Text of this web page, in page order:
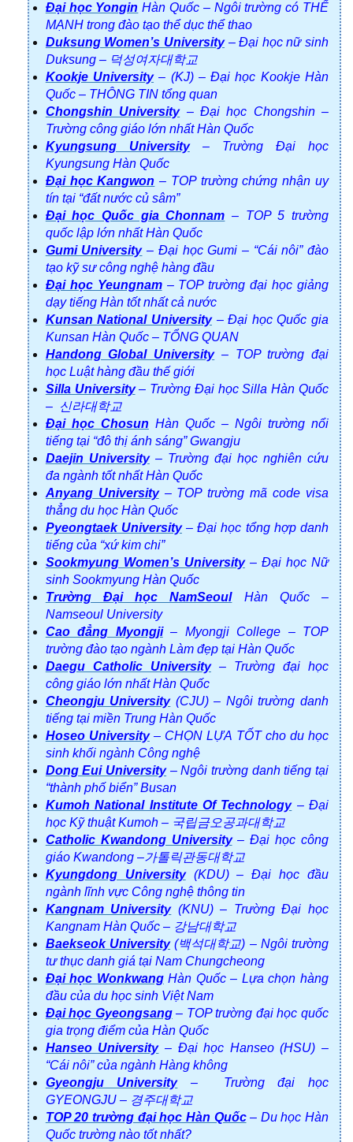
Đại học Yongin Hàn Quốc – Ngôi trường có THẾ
MẠNH trong đào tạo thể dục thể thao
Duksung Women’s University– Đại học nữ sinh
Duksung – 덕성여자대학교
Kookje University– (KJ) – Đại học Kookje Hàn
Quốc – THÔNG TIN tổng quan
Chongshin University– Đại học Chongshin –
Trường công giáo lớn nhất Hàn Quốc
Kyungsung University– Trường Đại học
Kyungsung Hàn Quốc
Đại học Kangwon – TOP trường chứng nhận uy
tín tại “đất nước củ sâm”
Đại học Quốc gia Chonnam – TOP 5 trường
quốc lập lớn nhất Hàn Quốc
Gumi University– Đại học Gumi – “Cái nôi” đào
tạo kỹ sư công nghệ hàng đầu
Đại học Yeungnam– TOP trường đại học giảng
dạy tiếng Hàn tốt nhất cả nước
Kunsan National University– Đại học Quốc gia
Kunsan Hàn Quốc – TỔNG QUAN
Handong Global University– TOP trường đại
học Luật hàng đầu thế giới
Silla University– Trường Đại học Silla Hàn Quốc
– 신라대학교
Đại học Chosun Hàn Quốc – Ngôi trường nổi
tiếng tại “đô thị ánh sáng” Gwangju
Daejin University– Trường đại học nghiên cứu
đa ngành tốt nhất Hàn Quốc
Anyang University– TOP trường mã code visa
thẳng du học Hàn Quốc
Pyeongtaek University– Đại học tổng hợp danh
tiếng của “xứ kim chi”
Sookmyung Women’s University– Đại học Nữ
sinh Sookmyung Hàn Quốc
Trường Đại học NamSeoulHàn Quốc –
Namseoul University
Cao đẳng Myongji– Myongji College – TOP
trường đào tạo ngành Làm đẹp tại Hàn Quốc
Daegu Catholic University– Trường đại học
công giáo lớn nhất Hàn Quốc
Cheongju University(CJU) – Ngôi trường danh
tiếng tại miền Trung Hàn Quốc
Hoseo University– CHỌN LỰA TỐT cho du học
sinh khối ngành Công nghệ
Dong Eui University– Ngôi trường danh tiếng tại
“thành phố biển” Busan
Kumoh National Institute Of Technology– Đại
học Kỹ thuật Kumoh – 국립금오공과대학교
Catholic Kwandong University– Đại học công
giáo Kwandong –가톨릭관동대학교
Kyungdong University(KDU) – Đại học đầu
ngành lĩnh vực Công nghệ thông tin
Kangnam University(KNU) – Trường Đại học
Kangnam Hàn Quốc – 강남대학교
Baekseok University(백석대학교) – Ngôi trường
tư thục danh giá tại Nam Chungcheong
Đại học WonkwangHàn Quốc – Lựa chọn hàng
đầu của du học sinh Việt Nam
Đại học Gyeongsang– TOP trường đại học quốc
gia trọng điểm của Hàn Quốc
Hanseo University– Đại học Hanseo (HSU) –
“Cái nôi” của ngành Hàng không
Gyeongju University– Trường đại học
GYEONGJU – 경주대학교
TOP 20 trường đại học Hàn Quốc– Du học Hàn
Quốc trường nào tốt nhất?